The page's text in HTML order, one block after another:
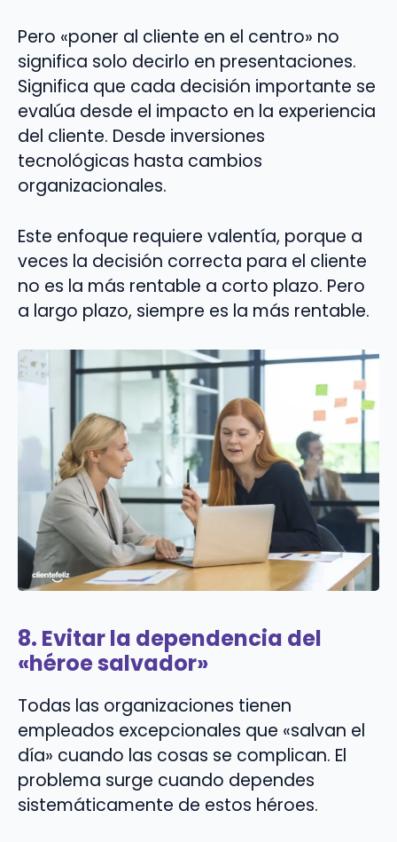
Pero «poner al cliente en el centro» no
significa solo decirlo en presentaciones.
Significa que cada decisión importante se
evalúa desde el impacto en la experiencia
del cliente. Desde inversiones
tecnológicas hasta cambios
organizacionales.
Este enfoque requiere valentía, porque a
veces la decisión correcta para el cliente
no es la más rentable a corto plazo. Pero
a largo plazo, siempre es la más rentable.
8. Evitar la dependencia del
«héroe salvador»
Todas las organizaciones tienen
empleados excepcionales que «salvan el
día» cuando las cosas se complican. El
problema surge cuando dependes
sistemáticamente de estos héroes.